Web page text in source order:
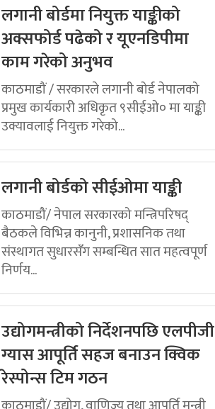
लगानी बोर्डमा नियुक्त याङ्कीको
अक्सफोर्ड पढेको र यूएनडिपीमा
काम गरेको अनुभव
काठमाडौं / सरकारले लगानी बोर्ड नेपालको
प्रमुख कार्यकारी अधिकृत ९सीईओ० मा याङ्की
उक्यावलाई नियुक्त गरेको...
लगानी बोर्डको सीईओमा याङ्की
काठमाडौं/ नेपाल सरकारको मन्त्रिपरिषद्
बैठकले विभिन्न कानुनी, प्रशासनिक तथा
संस्थागत सुधारसँग सम्बन्धित सात महत्वपूर्ण
निर्णय...
उद्योगमन्त्रीको निर्देशनपछि एलपीजी
ग्यास आपूर्ति सहज बनाउन क्विक
रेस्पोन्स टिम गठन